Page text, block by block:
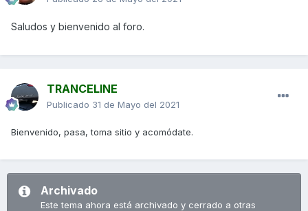
Saludos y bienvenido al foro.
TRANCELINE
Publicado 31 de Mayo del 2021
Bienvenido, pasa, toma sitio y acomódate.
Archivado
Este tema ahora está archivado y cerrado a otras